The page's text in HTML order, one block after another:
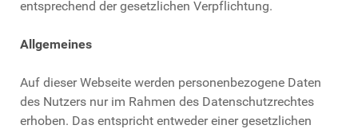
entsprechend der gesetzlichen Verpflichtung.
Allgemeines
Auf dieser Webseite werden personenbezogene Daten
des Nutzers nur im Rahmen des Datenschutzrechtes
erhoben. Das entspricht entweder einer gesetzlichen